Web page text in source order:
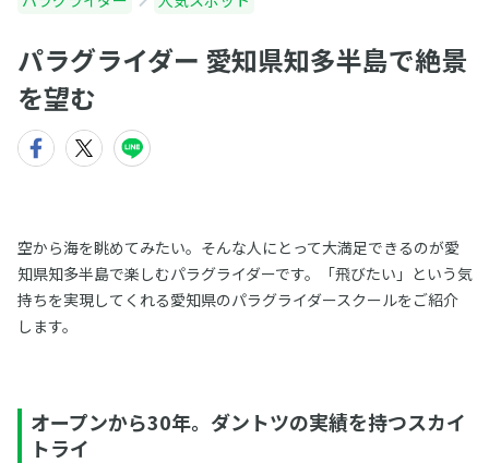
パラグライダー 愛知県知多半島で絶景
を望む
空から海を眺めてみたい。そんな人にとって大満足できるのが愛
知県知多半島で楽しむパラグライダーです。「飛びたい」という気
持ちを実現してくれる愛知県のパラグライダースクールをご紹介
します。
オープンから30年。ダントツの実績を持つスカイ
トライ